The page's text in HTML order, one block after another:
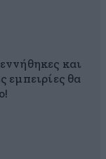
και
εμπειρίες θα